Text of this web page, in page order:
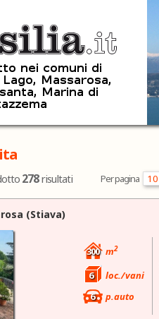
278risultati Per pagina
(Stiava)
300 m2
6
loc./vani
6
p.auto